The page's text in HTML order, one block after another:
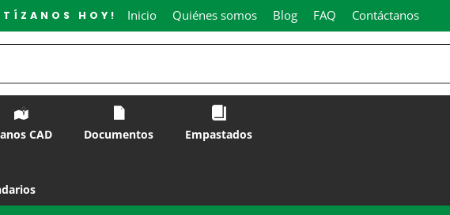
HOY! Inicio Quiénes somos Blog FAQ Contáctanos
CAD Documentos Empastados